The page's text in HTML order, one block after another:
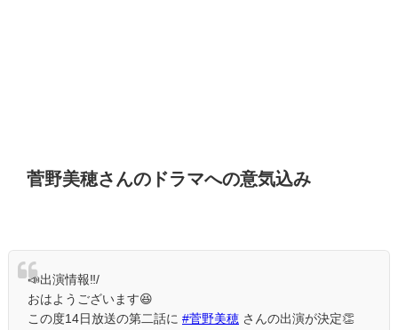
菅野美穂さんのドラマへの意気込み
📣出演情報‼️/
おはようございます😆
この度14日放送の第二話に #菅野美穂 さんの出演が決定👏